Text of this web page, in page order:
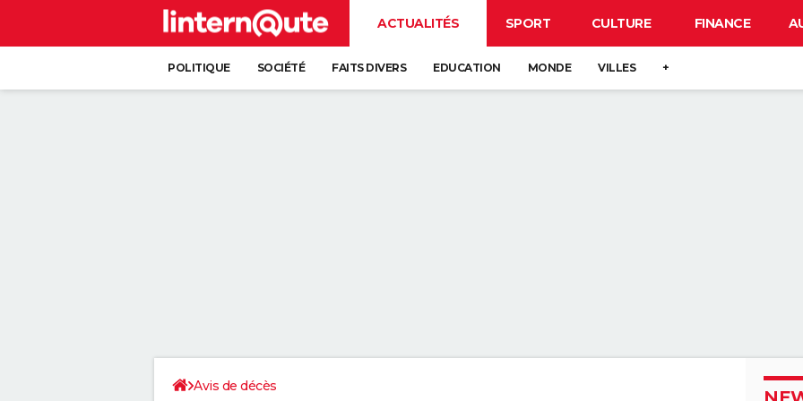
ACTUALITÉS SPORT CULTURE FINANCE
POLITIQUE SOCIÉTÉ FAITS DIVERS EDUCATION MONDE VILLES +
Avis de décès